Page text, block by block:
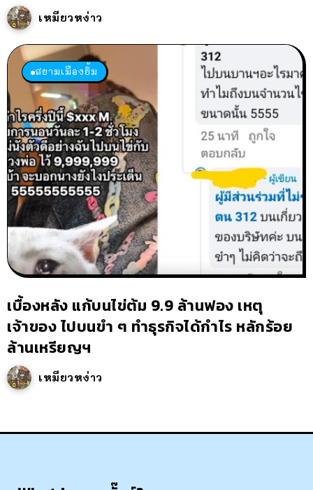
เหมียวหง่าว
สยามเมืองยิ้ม
เบื้องหลัง แก้บนไข่ต้ม 9.9 ล้านฟอง เหตุ
เจ้าของ ไปบนขำ ๆ ทำธุรกิจได้กำไร หลักร้อย
ล้านเหรียญฯ
เหมียวหง่าว